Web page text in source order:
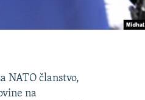
NATO članstvo,
na